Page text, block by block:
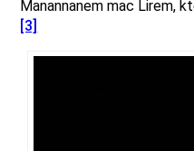
Manannanem mac Lirem,
[3]